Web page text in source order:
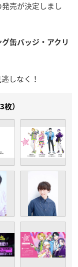
売が決定しまし
缶バッジ・アクリ
しなく！
）